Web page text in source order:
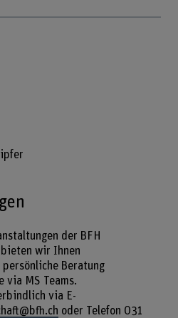
der BFH
wir Ihnen
Beratung
via MS Teams.
via E-
oder Telefon 031